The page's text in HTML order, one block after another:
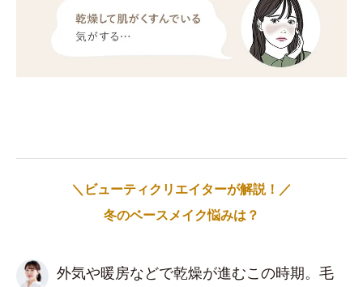
＼ビューティクリエイターが解説！／
冬のベースメイク悩みは？
外気や暖房などで乾燥が進むこの時期。毛